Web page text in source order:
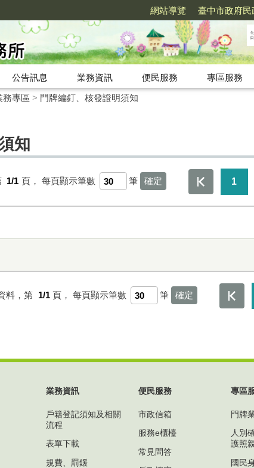
網站導覽 臺中市政府民
公告訊息 業務資訊 便民服務 專區服務
務專區 > 門牌編釘、核發證明須知
知
1/1 頁， 每頁顯示筆數 筆 1
料，第 1/1 頁， 每頁顯示筆數 筆
業務資訊
戶籍登記須知及相關
流程
表單下載
規費、罰鍰
便民服務
市政信箱
服務e櫃檯
常見問答
專區
門牌
人別
護照
國民